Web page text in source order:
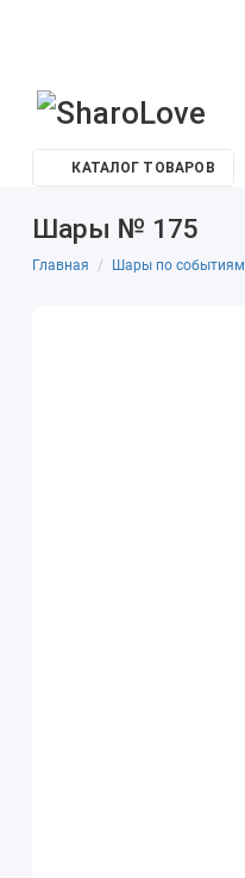
КАТАЛОГ ТОВАРОВ
Шары № 175
Главная Шары по событиям